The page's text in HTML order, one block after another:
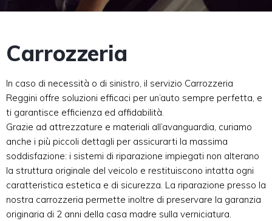
Carrozzeria
In caso di necessità o di sinistro, il servizio Carrozzeria
Reggini offre soluzioni efficaci per un’auto sempre perfetta, e
ti garantisce efficienza ed affidabilità.
Grazie ad attrezzature e materiali all’avanguardia, curiamo
anche i più piccoli dettagli per assicurarti la massima
soddisfazione: i sistemi di riparazione impiegati non alterano
la struttura originale del veicolo e restituiscono intatta ogni
caratteristica estetica e di sicurezza. La riparazione presso la
nostra carrozzeria permette inoltre di preservare la garanzia
originaria di 2 anni della casa madre sulla verniciatura.